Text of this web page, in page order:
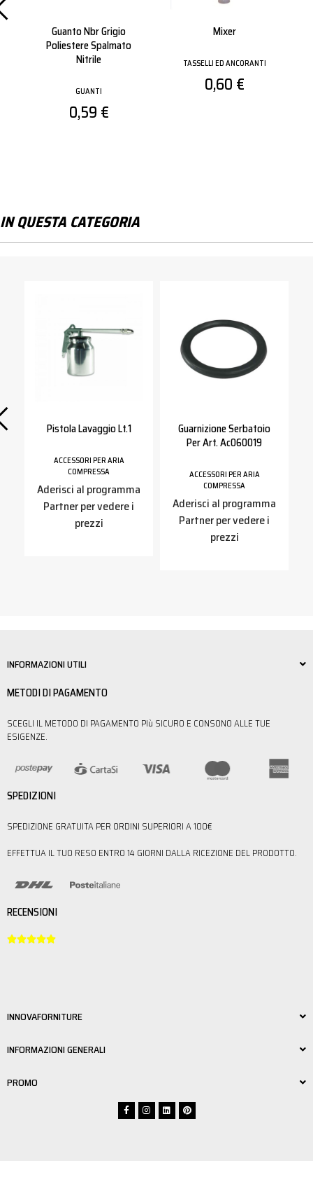
Guanto Nbr Grigio
Poliestere Spalmato
0,59 €
TASSELLI ED ANCORANTI
0,60 €
IN QUESTA CATEGORIA
Pistola Lavaggio Lt.1
ACCESSORI PER ARIA
COMPRESSA
Aderisci al programma
Partner per vedere i
prezzi
Guarnizione Serbatoio
Per Art. Ac060019
ACCESSORI PER ARIA
COMPRESSA
Aderisci al programma
Partner per vedere i
prezzi
INFORMAZIONI UTILI
METODI DI PAGAMENTO
SCEGLI IL METODO DI PAGAMENTO PIù SICURO E CONSONO ALLE TUE
ESIGENZE.
SPEDIZIONI
SPEDIZIONE GRATUITA PER ORDINI SUPERIORI A 100€
EFFETTUA IL TUO RESO ENTRO 14 GIORNI DALLA RICEZIONE DEL PRODOTTO.
RECENSIONI

INNOVAFORNITURE
INFORMAZIONI GENERALI
PROMO